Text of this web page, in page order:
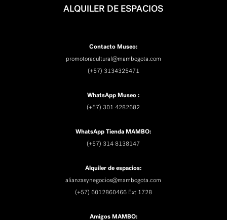
ALQUILER DE ESPACIOS
Contacto Museo:
promotoracultural@mambogota.com
(+57) 3134325471
WhatsApp Museo :
(+57) 301 4282682
WhatsApp Tienda MAMBO:
(+57) 314 8138147
Alquiler de espacios:
alianzasynegocios@mambogota.com
(+57) 6012860466 Ext 1728
Amigos MAMBO: